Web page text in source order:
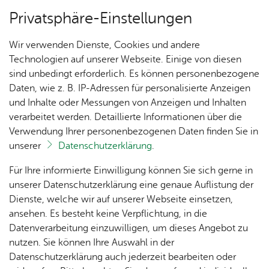
Über­sicht Bür­ger & Stadt
Rat­
haus &
Bür­
ger­
ser­vice
Rat­
häu­ser
Nach­
rich­
ten,
Vi­de­os
& Bil­
der
Me­di­
Jobs
Stel­
len­an­
ge­bo­te
Aus­bil­
dung &
Stu­di­
Bauen
& Um­
welt
Geo­
da­ten
Ge­
sund­
heit &
kum
Bau­stel­len & Um­lei­tun­gen
Vor­le­sen
Don­ners­tag, 02. Juli 2026
Ka­te­go­rie:Bau­stel­len & Um­lei­tun­gen
Me­di­en­in­for­ma­tio­nen,Ort­schaft Ai­lin­gen,Ort­schaft
Et­ten­kirch,Ort­schaft Kluft­ern, Ort­schaft Ra­de­rach
Teilstück des Salemwegs
gesperrt
Montag, 6. Juli bis voraussichtlich Freitag, 2.
Privatsphäre-Einstellungen
Wir verwenden Dienste, Cookies und andere
Technologien auf unserer Webseite. Einige von diesen
sind unbedingt erforderlich. Es können personenbezogene
Daten, wie z. B. IP-Adressen für personalisierte Anzeigen
und Inhalte oder Messungen von Anzeigen und Inhalten
verarbeitet werden. Detaillierte Informationen über die
Verwendung Ihrer personenbezogenen Daten finden Sie in
unserer
Datenschutzerklärung.
Für Ihre informierte Einwilligung können Sie sich gerne in
unserer Datenschutzerklärung eine genaue Auflistung der
Dienste, welche wir auf unserer Webseite einsetzen,
ansehen. Es besteht keine Verpflichtung, in die
Datenverarbeitung einzuwilligen, um dieses Angebot zu
nutzen. Sie können Ihre Auswahl in der
Datenschutzerklärung auch jederzeit bearbeiten oder